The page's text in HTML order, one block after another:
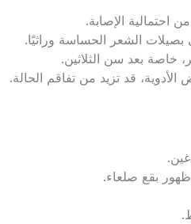
احتمالية الإصابة.
خاصة بعد سن الثلاثين.
الأدوية، قد تزيد من تفاقم الحالة.
بقع صلعاء.